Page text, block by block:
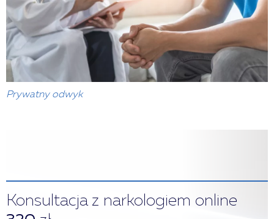
Prywatny odwyk
Konsultacja z narkologiem online